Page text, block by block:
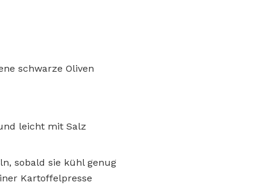
schwarze Oliven
leicht mit Salz
sobald sie kühl genug
Kartoffelpresse